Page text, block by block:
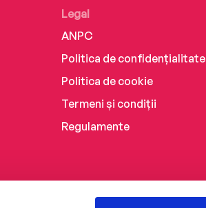
Legal
ANPC
Politica de confidențialitate
Politica de cookie
Termeni și condiții
Regulamente